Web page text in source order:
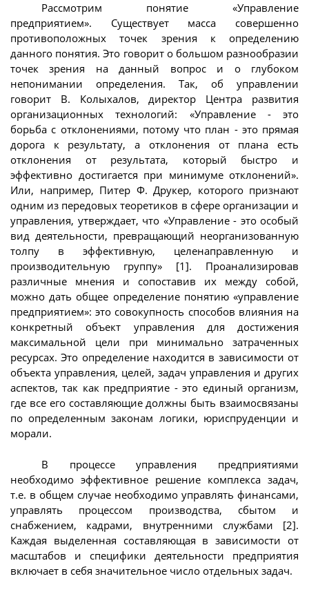
Рассмотрим понятие «Управление
предприятием». Существует масса совершенно
противоположных точек зрения к определению
данного понятия. Это говорит о большом разнообразии
точек зрения на данный вопрос и о глубоком
непонимании определения. Так, об управлении
говорит В. Колыхалов, директор Центра развития
организационных технологий: «Управление - это
борьба с отклонениями, потому что план - это прямая
дорога к результату, а отклонения от плана есть
отклонения от результата, который быстро и
эффективно достигается при минимуме отклонений».
Или, например, Питер Ф. Друкер, которого признают
одним из передовых теоретиков в сфере организации и
управления, утверждает, что «Управление - это особый
вид деятельности, превращающий неорганизованную
толпу в эффективную, целенаправленную и
производительную группу» [1]. Проанализировав
различные мнения и сопоставив их между собой,
можно дать общее определение понятию «управление
предприятием»: это совокупность способов влияния на
конкретный объект управления для достижения
максимальной цели при минимально затраченных
ресурсах. Это определение находится в зависимости от
объекта управления, целей, задач управления и других
аспектов, так как предприятие - это единый организм,
где все его составляющие должны быть взаимосвязаны
по определенным законам логики, юриспруденции и
морали.
В процессе управления предприятиями
необходимо эффективное решение комплекса задач,
т.е. в общем случае необходимо управлять финансами,
управлять процессом производства, сбытом и
снабжением, кадрами, внутренними службами [2].
Каждая выделенная составляющая в зависимости от
масштабов и специфики деятельности предприятия
включает в себя значительное число отдельных задач.